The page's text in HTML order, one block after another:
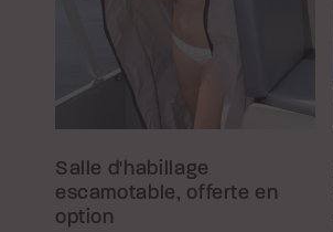
Salle d'habillage
escamotable, offerte en
option